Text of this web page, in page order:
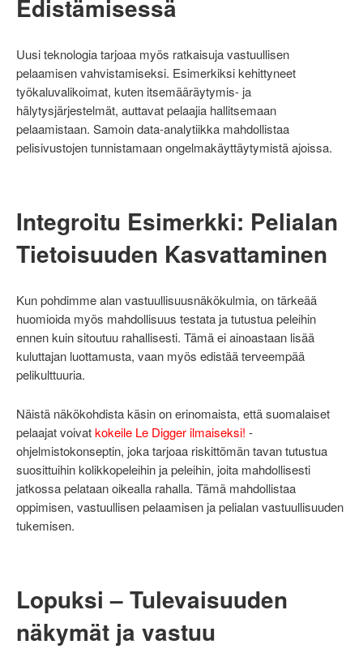
Edistämisessä
Uusi teknologia tarjoaa myös ratkaisuja vastuullisen
pelaamisen vahvistamiseksi. Esimerkiksi kehittyneet
työkaluvalikoimat, kuten itsemääräytymis- ja
hälytysjärjestelmät, auttavat pelaajia hallitsemaan
pelaamistaan. Samoin data-analytiikka mahdollistaa
pelisivustojen tunnistamaan ongelmakäyttäytymistä ajoissa.
Integroitu Esimerkki: Pelialan
Tietoisuuden Kasvattaminen
Kun pohdimme alan vastuullisuusnäkökulmia, on tärkeää
huomioida myös mahdollisuus testata ja tutustua peleihin
ennen kuin sitoutuu rahallisesti. Tämä ei ainoastaan lisää
kuluttajan luottamusta, vaan myös edistää terveempää
pelikulttuuria.
Näistä näkökohdista käsin on erinomaista, että suomalaiset
pelaajat voivatkokeile Le Digger ilmaiseksi! -
ohjelmistokonseptin, joka tarjoaa riskittömän tavan tutustua
suosittuihin kolikkopeleihin ja peleihin, joita mahdollisesti
jatkossa pelataan oikealla rahalla. Tämä mahdollistaa
oppimisen, vastuullisen pelaamisen ja pelialan vastuullisuuden
tukemisen.
Lopuksi – Tulevaisuuden
näkymät ja vastuu